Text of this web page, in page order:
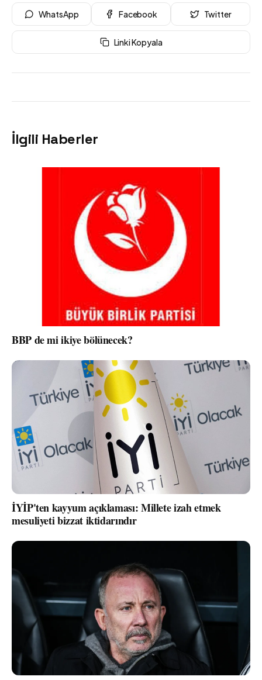
WhatsApp Facebook Twitter
Linki Kopyala
İlgili Haberler
BBP de mi ikiye bölünecek?
İYİP'ten kayyum açıklaması: Millete izah etmek
mesuliyeti bizzat iktidarındır